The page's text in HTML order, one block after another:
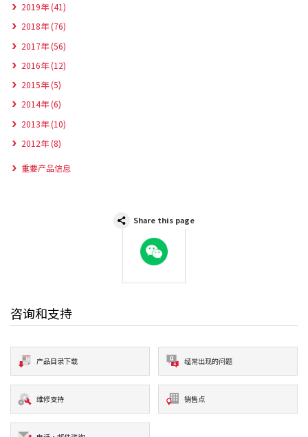
2019年 (41)
2018年 (76)
2017年 (56)
2016年 (12)
2015年 (5)
2014年 (6)
2013年 (10)
2012年 (8)
重要产品信息
Share this page
WeChat
咨询和支持
产品目录下载 经常出现的问题
维修支持 销售点